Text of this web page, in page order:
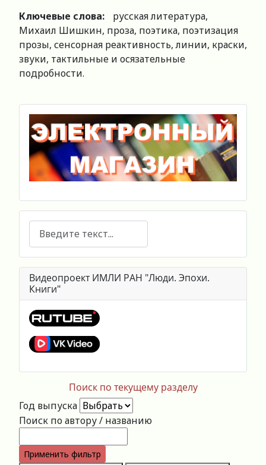
Ключевые слова:
русская литература,
Михаил Шишкин, проза, поэтика, поэтизация
прозы, сенсорная реактивность, линии, краски,
звуки, тактильные и осязательные
подробности.
Поиск
Видеопроект ИМЛИ РАН "Люди. Эпохи.
Книги"
Поиск по текущему разделу
Год выпуска
Поиск по автору / названию
Применить фильтр